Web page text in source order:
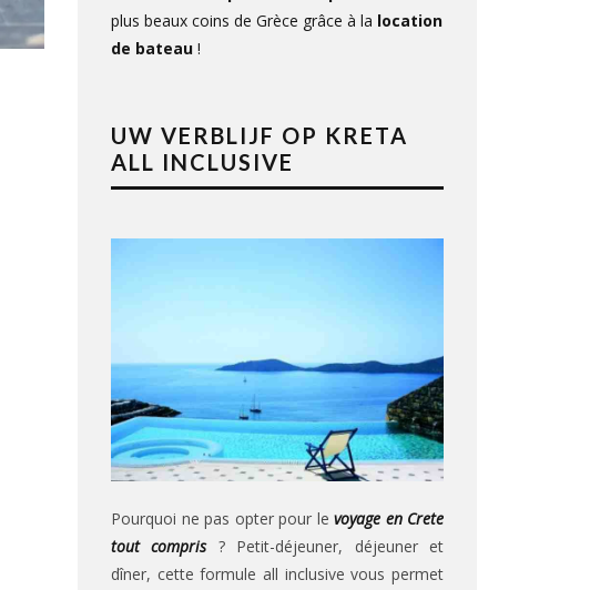
plus beaux coins de Grèce grâce à la location
de bateau !
UW VERBLIJF OP KRETA
ALL INCLUSIVE
Pourquoi ne pas opter pour le voyage en Crete
tout compris? Petit-déjeuner, déjeuner et
dîner, cette formule all inclusive vous permet